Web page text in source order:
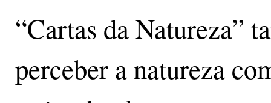
“Cartas da Natureza”
perceber a natureza